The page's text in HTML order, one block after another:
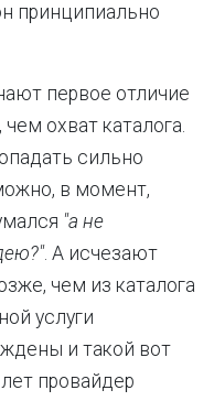
принципиально
первое отличие
охват каталога.
сильно
в момент,
"а не
. А исчезают
чем из каталога
услуги
и такой вот
провайдер